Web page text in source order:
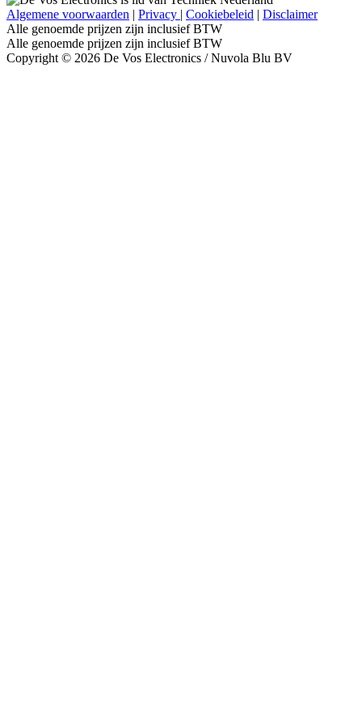
Algemene voorwaarden | Privacy | Cookiebeleid | Disclaimer
Alle genoemde prijzen zijn inclusief BTW
Alle genoemde prijzen zijn inclusief BTW
Copyright © 2026 De Vos Electronics / Nuvola Blu BV